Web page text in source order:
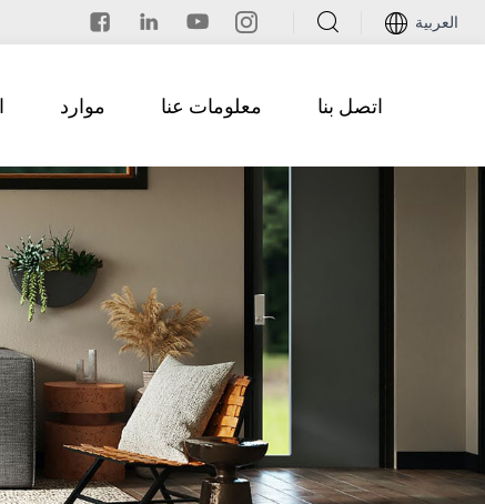
العربية
موارد معلومات عنا اتصل بنا